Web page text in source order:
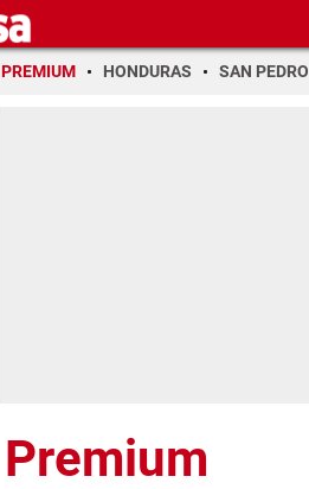
PREMIUM HONDURAS SAN PEDRO
Premium